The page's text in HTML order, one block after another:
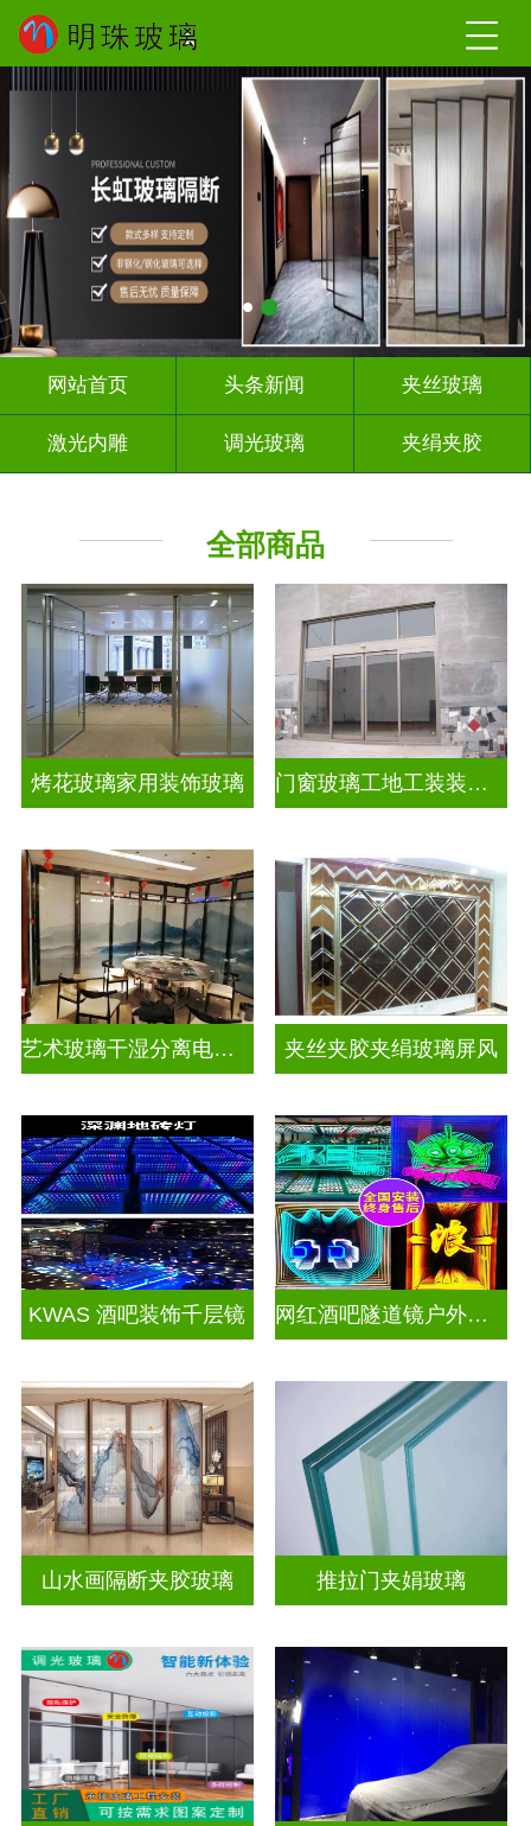
网站首页 头条新闻 夹丝玻璃
激光内雕 调光玻璃 夹绢夹胶
全部商品
烤花玻璃家用装饰玻璃 门窗玻璃工地工装装饰玻璃
艺术玻璃干湿分离电视玻璃背景墙 夹丝夹胶夹绢玻璃屏风
KWAS 酒吧装饰千层镜 网红酒吧隧道镜户外门头招牌千层镜深渊镜
山水画隔断夹胶玻璃 推拉门夹娟玻璃